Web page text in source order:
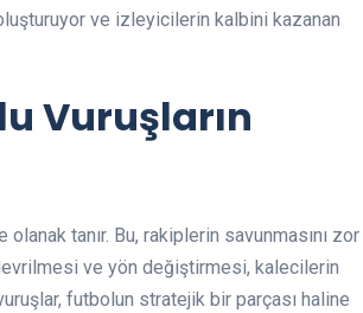
oluşturuyor ve izleyicilerin kalbini kazanan
Vuruşların
tanır. Bu, rakiplerin savunmasını zor
ve yön değiştirmesi, kalecilerin
futbolun stratejik bir parçası haline